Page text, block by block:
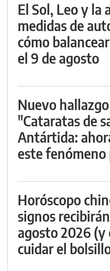
El Sol, Leo y la
medidas de
cómo
el 9 de agosto
Nuevo
"Cataratas de
Antártida:
este
Horóscopo
signos
agosto 2026
cuidar el